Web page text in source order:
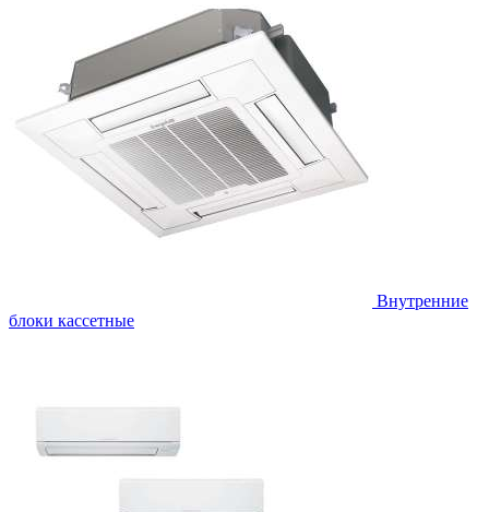
Внутренние
блоки кассетные